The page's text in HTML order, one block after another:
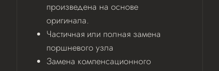
произведена на основе
оригинала.
Частичная или полная замена
поршневого узла
Замена компенсационного